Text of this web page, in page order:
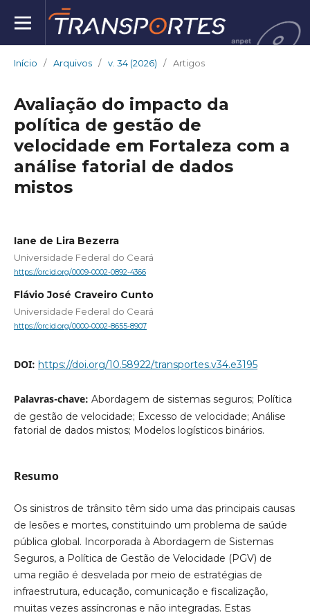
Início / Arquivos / v. 34 (2026) / Artigos
Avaliação do impacto da
política de gestão de
velocidade em Fortaleza com a
análise fatorial de dados
mistos
Iane de Lira Bezerra
Universidade Federal do Ceará
https://orcid.org/0009-0002-0892-4366
Flávio José Craveiro Cunto
Universidade Federal do Ceará
https://orcid.org/0000-0002-8655-8907
DOI: https://doi.org/10.58922/transportes.v34.e3195
Palavras-chave: Abordagem de sistemas seguros; Política
de gestão de velocidade; Excesso de velocidade; Análise
fatorial de dados mistos; Modelos logísticos binários.
Resumo
Os sinistros de trânsito têm sido uma das principais causas
de lesões e mortes, constituindo um problema de saúde
pública global. Incorporada à Abordagem de Sistemas
Seguros, a Política de Gestão de Velocidade (PGV) de
uma região é desvelada por meio de estratégias de
infraestrutura, educação, comunicação e fiscalização,
muitas vezes assíncronas e não integradas. Estas